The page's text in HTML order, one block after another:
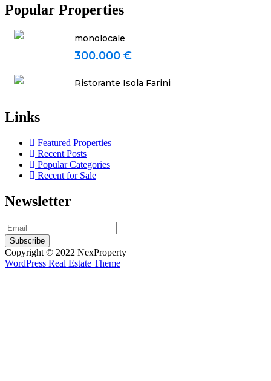
Popular Properties
monolocale
300.000 €
Ristorante Isola Farini
Links
Featured Properties
Recent Posts
Popular Categories
Recent for Sale
Newsletter
Subscribe
Copyright © 2022 NexProperty
WordPress Real Estate Theme